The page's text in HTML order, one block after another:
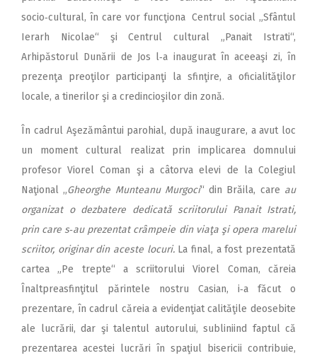
socio‑cultural, în care vor funcţiona Centrul social „Sfântul
Ierarh Nicolae“ şi Centrul cultural „Panait Istrati“,
Arhipăstorul Dunării de Jos l‑a inaugurat în aceeaşi zi, în
prezenţa preoţilor participanţi la sfinţire, a oficialităţilor
locale, a tinerilor şi a credincioşilor din zonă.
În cadrul Aşezământui parohial, după inaugurare, a avut loc
un moment cultural realizat prin implicarea domnului
profesor Viorel Coman şi a câtorva elevi de la Colegiul
Naţional „Gheorghe Munteanu Murgoci“ din Brăila, care au
organizat o dezbatere dedicată scriitorului Panait Istrati,
prin care s‑au prezentat crâmpeie din viaţa şi opera marelui
scriitor, originar din aceste locuri.La final, a fost prezentată
cartea „Pe trepte“ a scriitorului Viorel Coman, căreia
Înaltpreasfinţitul părintele nostru Casian, i‑a făcut o
prezentare, în cadrul căreia a evidenţiat calităţile deosebite
ale lucrării, dar şi talentul autorului, subliniind faptul că
prezentarea acestei lucrări în spaţiul bisericii contribuie,